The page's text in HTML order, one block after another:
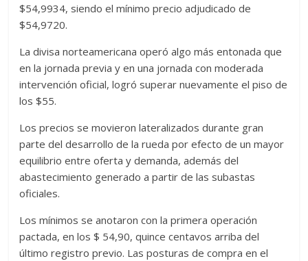
$54,9934, siendo el mínimo precio adjudicado de
$54,9720.
La divisa norteamericana operó algo más entonada que
en la jornada previa y en una jornada con moderada
intervención oficial, logró superar nuevamente el piso de
los $55.
Los precios se movieron lateralizados durante gran
parte del desarrollo de la rueda por efecto de un mayor
equilibrio entre oferta y demanda, además del
abastecimiento generado a partir de las subastas
oficiales.
Los mínimos se anotaron con la primera operación
pactada, en los $ 54,90, quince centavos arriba del
último registro previo. Las posturas de compra en el